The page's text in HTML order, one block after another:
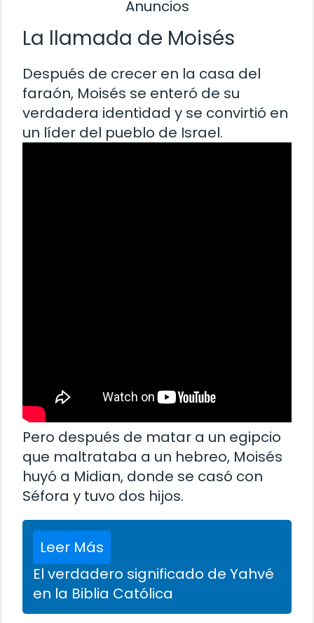
Anuncios
La llamada de Moisés
Después de crecer en la casa del
faraón, Moisés se enteró de su
verdadera identidad y se convirtió en
un líder del pueblo de Israel.
Pero después de matar a un egipcio
que maltrataba a un hebreo, Moisés
huyó a Midian, donde se casó con
Séfora y tuvo dos hijos.
Leer Más
El verdadero significado de Yahvé
en la Biblia Católica